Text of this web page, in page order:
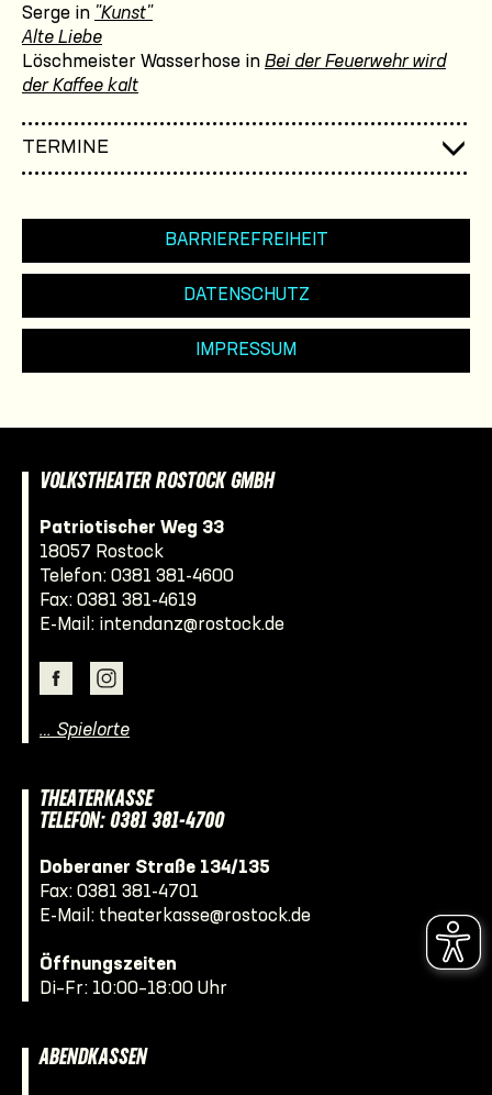
Serge in "Kunst"
Alte Liebe
Löschmeister Wasserhose in Bei der Feuerwehr wird
der Kaffee kalt
TERMINE
BARRIEREFREIHEIT
DATENSCHUTZ
IMPRESSUM
VOLKSTHEATER ROSTOCK GMBH
Patriotischer Weg 33
18057 Rostock
Telefon: 0381 381-4600
Fax: 0381 381-4619
E-Mail: intendanz@rostock.de
… Spielorte
THEATERKASSE
TELEFON: 0381 381-4700
Doberaner Straße 134/135
Fax: 0381 381-4701
E-Mail: theaterkasse@rostock.de
Öffnungszeiten
Di–Fr: 10:00–18:00 Uhr
ABENDKASSEN